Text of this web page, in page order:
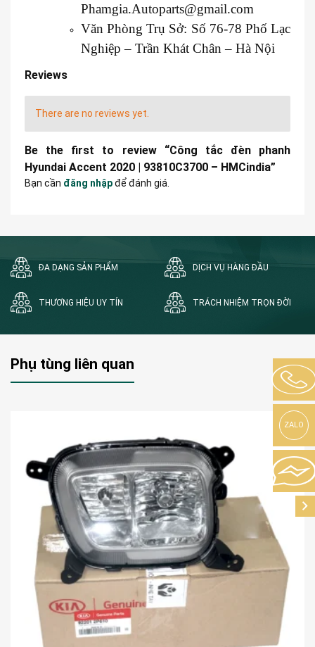
Phamgia.Autoparts@gmail.com
Văn Phòng Trụ Sở: Số 76-78 Phố Lạc
Nghiệp – Trần Khát Chân – Hà Nội
Reviews
There are no reviews yet.
Be the first to review “Công tắc đèn phanh
Hyundai Accent 2020 | 93810C3700 – HMCindia”
Bạn cần đăng nhậpđể đánh giá.
ĐA DẠNG SẢN PHẨM DỊCH VỤ HÀNG ĐẦU
THƯƠNG HIỆU UY TÍN TRÁCH NHIỆM TRỌN ĐỜI
Phụ tùng liên quan
ZALO